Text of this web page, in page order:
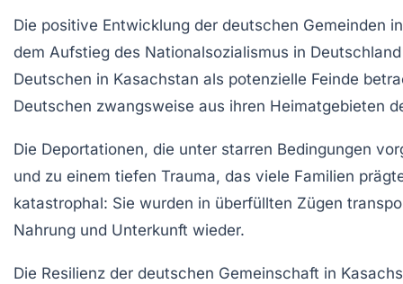
Die positive Entwicklung der deutschen Gemeinden
dem Aufstieg des Nationalsozialismus in
Deutschen in Kasachstan als potenzielle Feinde
Deutschen zwangsweise aus ihren Heimatgebieten
Die Deportationen, die unter starren Bedingungen
und zu einem tiefen Trauma, das viele Familien
katastrophal: Sie wurden in überfüllten Zügen
Nahrung und Unterkunft wieder.
Die Resilienz der deutschen Gemeinschaft in